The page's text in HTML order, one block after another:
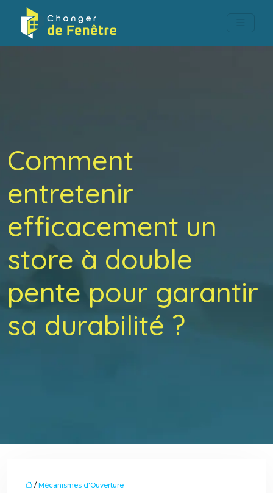
Comment
entretenir
efficacement un
store à double
pente pour garantir
sa durabilité ?
/ Mécanismes d'Ouverture